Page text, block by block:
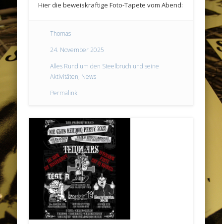
Hier die beweiskraftige Foto-Tapete vom Abend:
Thomas
24. November 2025
Alles Rund um den Steelbruch und seine
Aktivitäten, News
Permalink